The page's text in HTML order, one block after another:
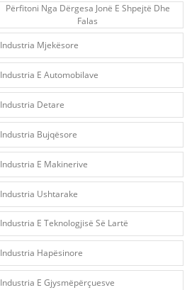
Përfitoni Nga Dërgesa Jonë E Shpejtë Dhe
Falas
Industria Mjekësore
Industria E Automobilave
Industria Detare
Industria Bujqësore
Industria E Makinerive
Industria Ushtarake
Industria E Teknologjisë Së Lartë
Industria Hapësinore
Industria E Gjysmëpërçuesve